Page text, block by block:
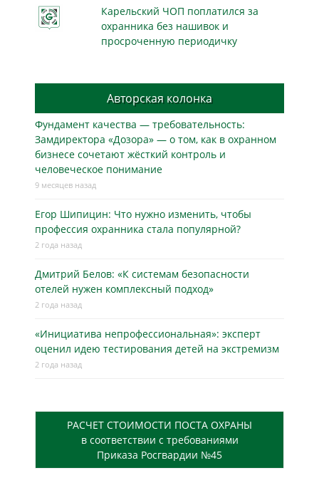
Карельский ЧОП поплатился за
охранника без нашивок и
просроченную периодичку
Авторская колонка
Фундамент качества — требовательность:
Замдиректора «Дозора» — о том, как в охранном
бизнесe сочетают жёсткий контроль и
человеческое понимание
9 месяцев назад
Егор Шипицин: Что нужно изменить, чтобы
профессия охранника стала популярной?
2 года назад
Дмитрий Белов: «К системам безопасности
отелей нужен комплексный подход»
2 года назад
«Инициатива непрофессиональная»: эксперт
оценил идею тестирования детей на экстремизм
2 года назад
РАСЧЕТ СТОИМОСТИ ПОСТА ОХРАНЫ
в соответствии с требованиями
Приказа Росгвардии №45